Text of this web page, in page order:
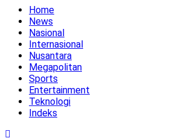
Home
News
Nasional
Internasional
Nusantara
Megapolitan
Sports
Entertainment
Teknologi
Indeks